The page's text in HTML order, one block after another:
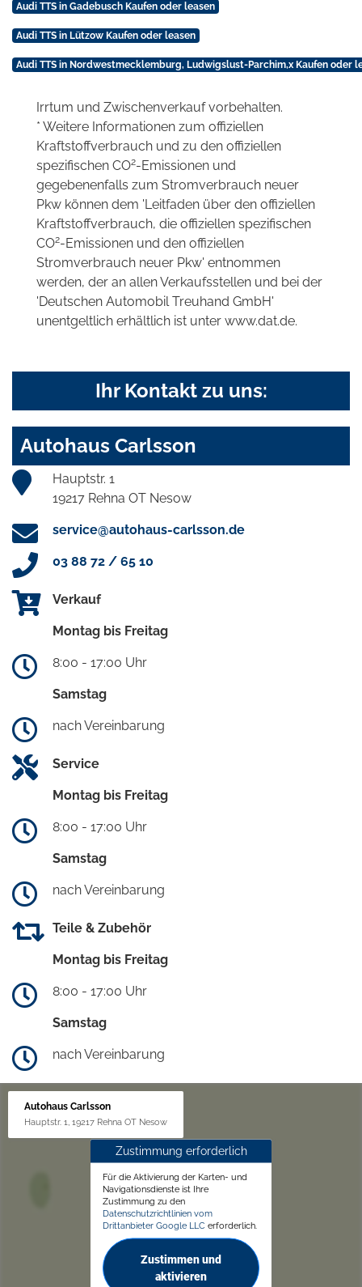
Audi TTS in Gadebusch Kaufen oder leasen
Audi TTS in Lützow Kaufen oder leasen
Audi TTS in Nordwestmecklemburg, Ludwigslust-Parchim,x Kaufen oder
Irrtum und Zwischenverkauf vorbehalten.
* Weitere Informationen zum offiziellen
Kraftstoffverbrauch und zu den offiziellen
spezifischen CO2-Emissionen und
gegebenenfalls zum Stromverbrauch neuer
Pkw können dem 'Leitfaden über den offiziellen
Kraftstoffverbrauch, die offiziellen spezifischen
CO2-Emissionen und den offiziellen
Stromverbrauch neuer Pkw' entnommen
werden, der an allen Verkaufsstellen und bei der
'Deutschen Automobil Treuhand GmbH'
unentgeltlich erhältlich ist unter www.dat.de.
Ihr Kontakt zu uns:
Autohaus Carlsson
Hauptstr. 1
19217 Rehna OT Nesow
service@autohaus-carlsson.de
03 88 72 / 65 10
Verkauf
Montag bis Freitag
8:00 - 17:00 Uhr
Samstag
nach Vereinbarung
Service
Montag bis Freitag
8:00 - 17:00 Uhr
Samstag
nach Vereinbarung
Teile & Zubehör
Montag bis Freitag
8:00 - 17:00 Uhr
Samstag
nach Vereinbarung
Autohaus Carlsson
Hauptstr. 1, 19217 Rehna OT Nesow
Zustimmung erforderlich
Für die Aktivierung der Karten- und
Navigationsdienste ist Ihre
Zustimmung zu den
Datenschutzrichtlinien vom
Drittanbieter Google LLC erforderlich.
Zustimmen und
aktivieren